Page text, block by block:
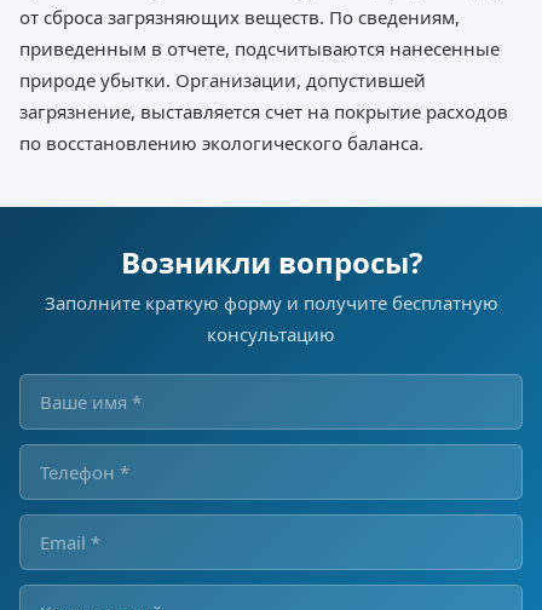
от сброса загрязняющих веществ. По сведениям,
приведенным в отчете, подсчитываются нанесенные
природе убытки. Организации, допустившей
загрязнение, выставляется счет на покрытие расходов
по восстановлению экологического баланса.
Возникли вопросы?
Заполните краткую форму и получите бесплатную
консультацию